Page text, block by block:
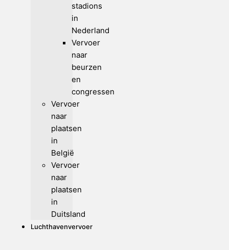
stadions
in
Nederland
Vervoer
naar
beurzen
en
congressen
Vervoer
naar
plaatsen
in
België
Vervoer
naar
plaatsen
in
Duitsland
Luchthavenvervoer